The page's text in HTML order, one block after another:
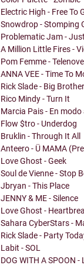
Electric High - Free To
Snowdrop - Stomping
Problematic Jam -
A Million Little Fires -
Pom Femme -
ANNA VEE - Time To
Rick Slade - Big
Rico Mindy - Turn It
Marcia Pais - En modo
Flow $tro - Underdog
Bruklin - Through It All
Anteero - Ü MAMA
Love Ghost - Geek
Soul de Vienne - Stop
Jbryan - This Place
JENNY & ME - Silence
Love Ghost -
Sahara CyberStars -
Rick Slade - Party
Labit - SOL
DOG WITH A SPOON